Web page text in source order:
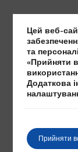
Цей веб-
та
«Прийняти
Додаткова
Прийняти